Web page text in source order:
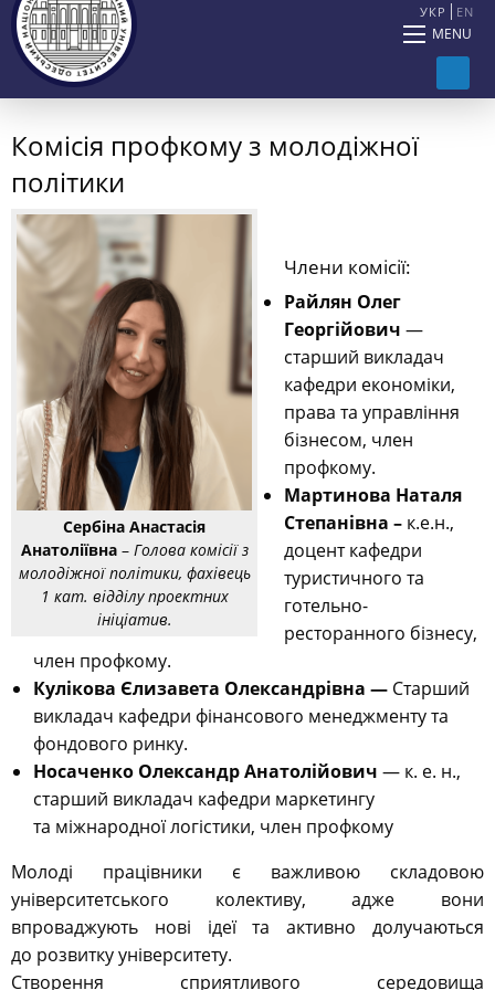
УКР EN
MENU
Комісія профкому з молодіжної
політики
Сербіна Анастасія
Анатоліївна– Голова комісії з
молодіжної політики, фахівець
1 кат. відділу проектних
ініціатив.
Члени комісії:
Райлян Олег
Георгійович —
старший викладач
кафедри економіки,
права та управління
бізнесом, член
профкому.
Мартинова Наталя
Степанівна – к.е.н.,
доцент кафедри
туристичного та
готельно-
ресторанного бізнесу,
член профкому.
Кулікова Єлизавета Олександрівна — Старший
викладач кафедри фінансового менеджменту та
фондового ринку.
Носаченко Олександр Анатолійович — к. е. н.,
старший викладач кафедри маркетингу
та міжнародної логістики, член профкому
Молоді працівники є важливою складовою
університетського колективу, адже вони
впроваджують нові ідеї та активно долучаються
до розвитку університету.
Створення сприятливого середовища